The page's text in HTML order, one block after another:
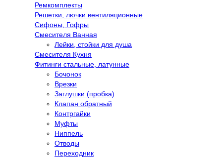
Ремкомплекты
Решетки, лючки вентиляционные
Сифоны, Гофры
Смесителя Ванная
Лейки, стойки для душа
Смесителя Кухня
Фитинги стальные, латунные
Бочонок
Врезки
Заглушки (пробка)
Клапан обратный
Контргайки
Муфты
Ниппель
Отводы
Переходник